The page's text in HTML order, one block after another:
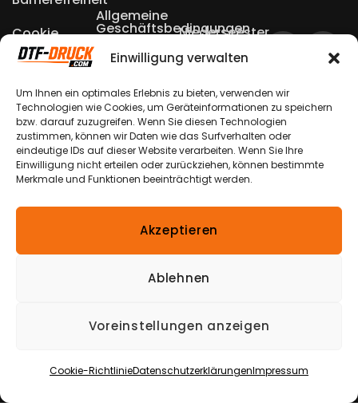
Einwilligung verwalten
Um Ihnen ein optimales Erlebnis zu bieten, verwenden wir
Technologien wie Cookies, um Geräteinformationen zu speichern
bzw. darauf zuzugreifen. Wenn Sie diesen Technologien
zustimmen, können wir Daten wie das Surfverhalten oder
eindeutige IDs auf dieser Website verarbeiten. Wenn Sie Ihre
Einwilligung nicht erteilen oder zurückziehen, können bestimmte
Merkmale und Funktionen beeinträchtigt werden.
Akzeptieren
Ablehnen
Voreinstellungen anzeigen
Cookie-RichtlinieDatenschutzerklärungenImpressum
Cookie
Einstellungen
Bewertungen
Nutzungsbedingungen
Verpackungshinweis
Widerrufen
Allgemeine
Geschäftsbedingungen
Datenschutzerklärungen
Widerrufsbelehrungen
Versandkosten
& -arten
Zahlungsmöglichkeiten
Impressum
Niederseester
Weg 13a
– Halen
+49 174
870 1900
info@dtf-
*Alle Preise inkl. gesetzl. Mehrwertsteuer
zzgl.Versandkostenund ggf. Nachnahmegebühren,
wenn nicht anders beschrieben.
ursprünglichen Preis.
vorbehalten|Eine Webseite vonMiba Media e. K.